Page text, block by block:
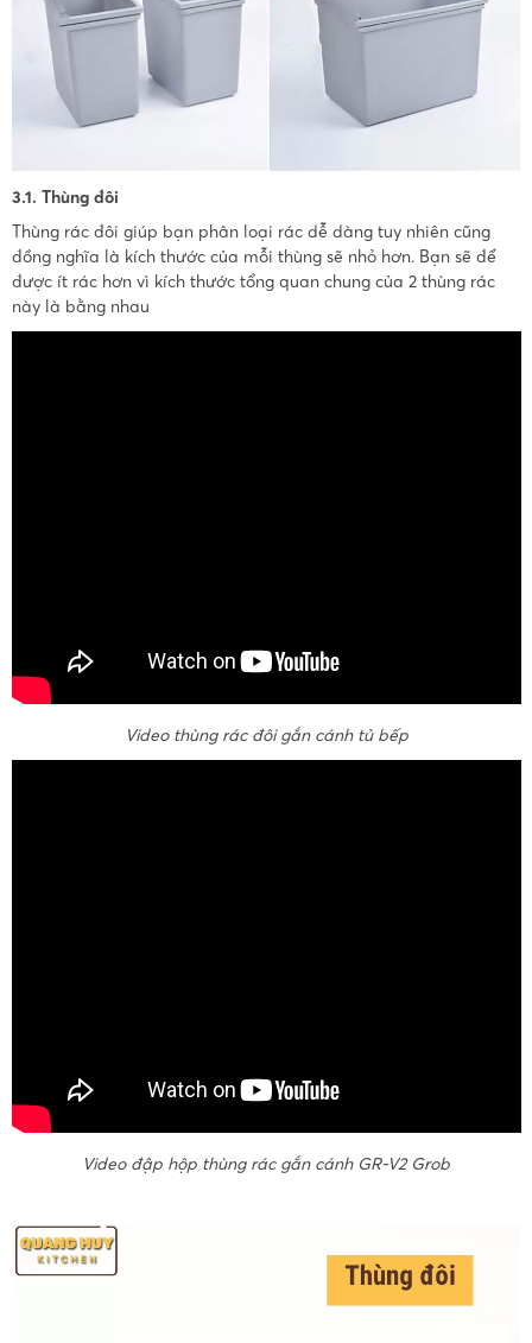
3.1. Thùng đôi
Thùng rác đôi giúp bạn phân loại rác dễ dàng tuy nhiên cũng
đồng nghĩa là kích thước của mỗi thùng sẽ nhỏ hơn. Bạn sẽ để
được ít rác hơn vì kích thước tổng quan chung của 2 thùng rác
này là bằng nhau
Video thùng rác đôi gắn cánh tủ bếp
Video đập hộp thùng rác gắn cánh GR-V2 Grob